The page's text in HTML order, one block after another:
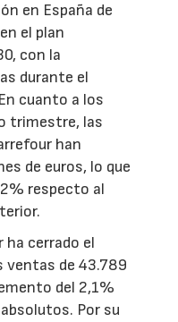
en España de
el plan
con la
durante el
cuanto a los
trimestre, las
han
de euros, lo que
respecto al
ha cerrado el
ventas de 43.789
del 2,1%
Por su